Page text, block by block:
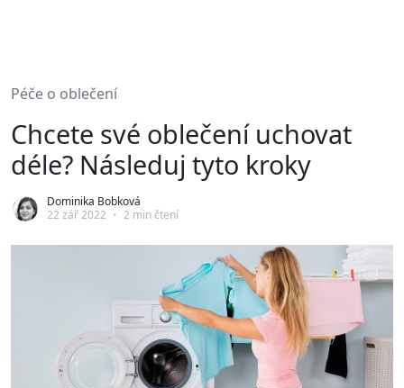
Péče o oblečení
Chcete své oblečení uchovat
déle? Následuj tyto kroky
Dominika Bobková
22 zář 2022 • 2 min čtení